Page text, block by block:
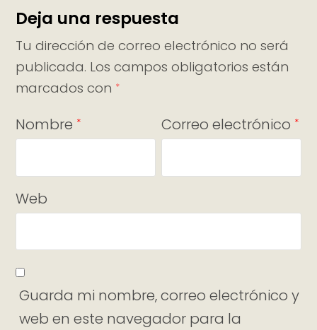
Deja una respuesta
Tu dirección de correo electrónico no será
publicada. Los campos obligatorios están
marcados con *
Nombre * Correo electrónico *
Web
Guarda mi nombre, correo electrónico y
web en este navegador para la